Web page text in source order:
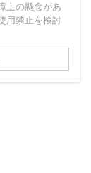
上の懸念があ
用禁止を検討